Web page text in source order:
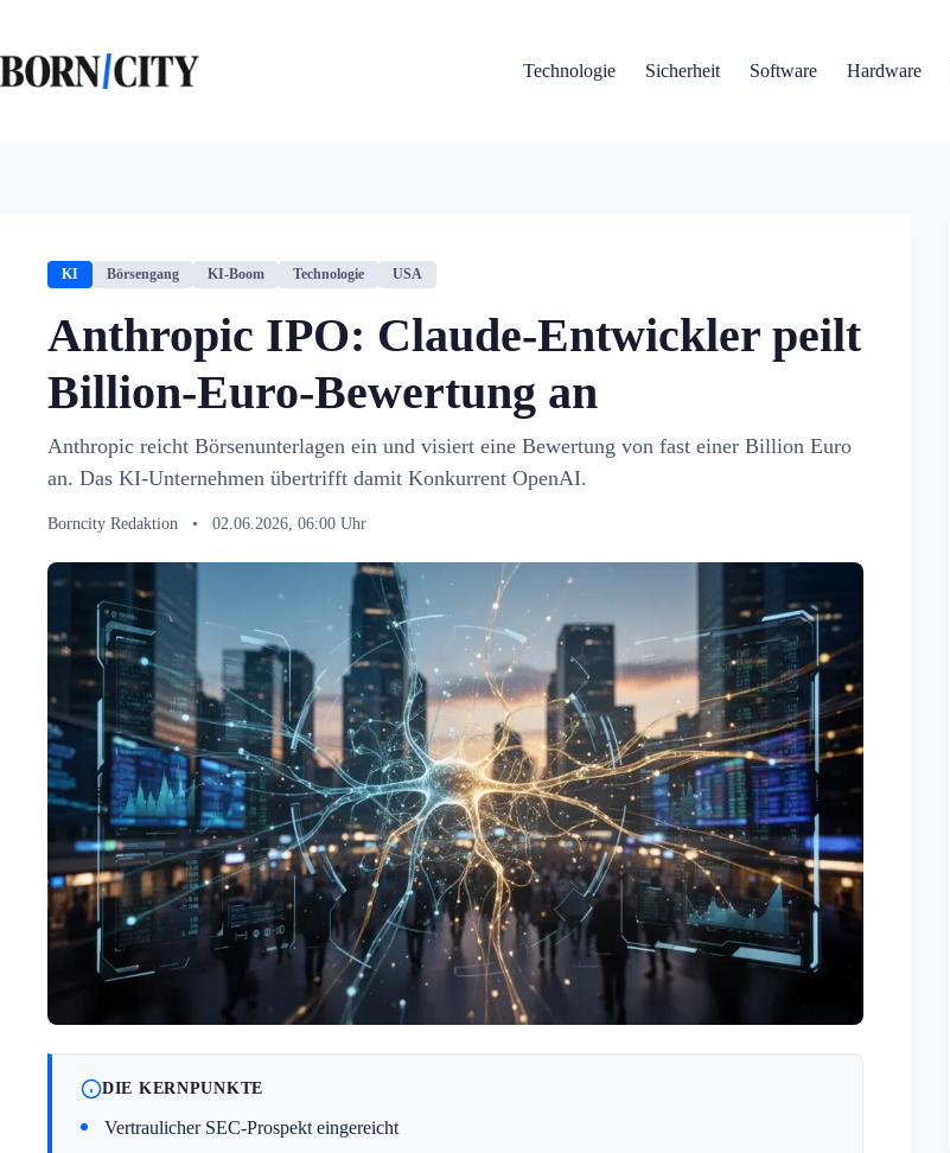
springen
Technologie
Sicherheit Software Hardware
KI Börsengang KI-Boom Technologie USA
Anthropic IPO: Claude-Entwickler peilt
Billion-Euro-Bewertung an
Anthropic reicht Börsenunterlagen ein und visiert eine Bewertung von fast einer Billion Euro
an. Das KI-Unternehmen übertrifft damit Konkurrent OpenAI.
Borncity Redaktion • 02.06.2026, 06:00 Uhr
DIE KERNPUNKTE
Vertraulicher SEC-Prospekt eingereicht